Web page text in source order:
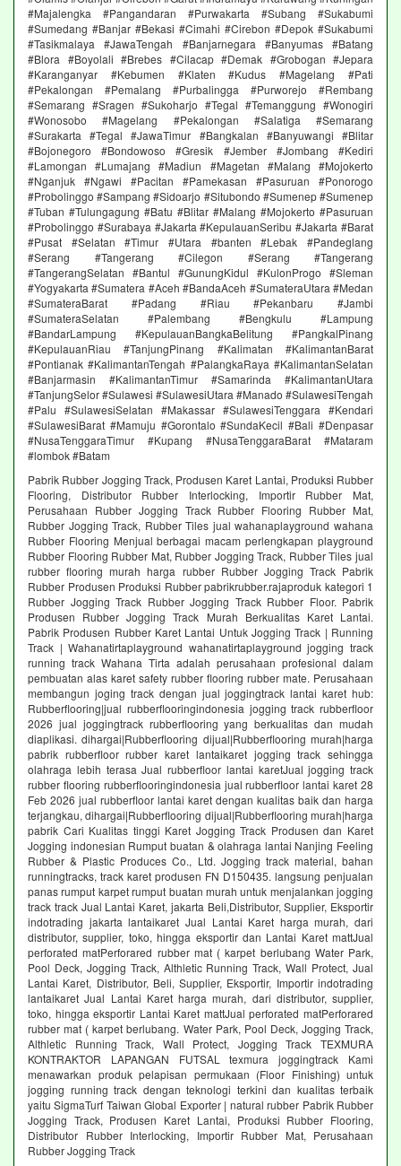
#Majalengka #Pangandaran #Purwakarta #Subang #Sukabumi
#Sumedang #Banjar #Bekasi #Cimahi #Cirebon #Depok #Sukabumi
#Tasikmalaya #JawaTengah #Banjarnegara #Banyumas #Batang
#Blora #Boyolali #Brebes #Cilacap #Demak #Grobogan #Jepara
#Karanganyar #Kebumen #Klaten #Kudus #Magelang #Pati
#Pekalongan #Pemalang #Purbalingga #Purworejo #Rembang
#Semarang #Sragen #Sukoharjo #Tegal #Temanggung #Wonogiri
#Wonosobo #Magelang #Pekalongan #Salatiga #Semarang
#Surakarta #Tegal #JawaTimur #Bangkalan #Banyuwangi #Blitar
#Bojonegoro #Bondowoso #Gresik #Jember #Jombang #Kediri
#Lamongan #Lumajang #Madiun #Magetan #Malang #Mojokerto
#Nganjuk #Ngawi #Pacitan #Pamekasan #Pasuruan #Ponorogo
#Probolinggo #Sampang #Sidoarjo #Situbondo #Sumenep #Sumenep
#Tuban #Tulungagung #Batu #Blitar #Malang #Mojokerto #Pasuruan
#Probolinggo #Surabaya #Jakarta #KepulauanSeribu #Jakarta #Barat
#Pusat #Selatan #Timur #Utara #banten #Lebak #Pandeglang
#Serang #Tangerang #Cilegon #Serang #Tangerang
#TangerangSelatan #Bantul #GunungKidul #KulonProgo #Sleman
#Yogyakarta #Sumatera #Aceh #BandaAceh #SumateraUtara #Medan
#SumateraBarat #Padang #Riau #Pekanbaru #Jambi
#SumateraSelatan #Palembang #Bengkulu #Lampung
#BandarLampung #KepulauanBangkaBelitung #PangkalPinang
#KepulauanRiau #TanjungPinang #Kalimatan #KalimantanBarat
#Pontianak #KalimantanTengah #PalangkaRaya #KalimantanSelatan
#Banjarmasin #KalimantanTimur #Samarinda #KalimantanUtara
#TanjungSelor #Sulawesi #SulawesiUtara #Manado #SulawesiTengah
#Palu #SulawesiSelatan #Makassar #SulawesiTenggara #Kendari
#SulawesiBarat #Mamuju #Gorontalo #SundaKecil #Bali #Denpasar
#NusaTenggaraTimur #Kupang #NusaTenggaraBarat #Mataram
#lombok #Batam
Pabrik Rubber Jogging Track, Produsen Karet Lantai, Produksi Rubber
Flooring, Distributor Rubber Interlocking, Importir Rubber Mat,
Perusahaan Rubber Jogging Track Rubber Flooring Rubber Mat,
Rubber Jogging Track, Rubber Tiles jual wahanaplayground wahana
Rubber Flooring Menjual berbagai macam perlengkapan playground
Rubber Flooring Rubber Mat, Rubber Jogging Track, Rubber Tiles jual
rubber flooring murah harga rubber Rubber Jogging Track Pabrik
Rubber Produsen Produksi Rubber pabrikrubber.rajaproduk kategori 1
Rubber Jogging Track Rubber Jogging Track Rubber Floor. Pabrik
Produsen Rubber Jogging Track Murah Berkualitas Karet Lantai.
Pabrik Produsen Rubber Karet Lantai Untuk Jogging Track | Running
Track | Wahanatirtaplayground wahanatirtaplayground jogging track
running track Wahana Tirta adalah perusahaan profesional dalam
pembuatan alas karet safety rubber flooring rubber mate. Perusahaan
membangun joging track dengan jual joggingtrack lantai karet hub:
Rubberflooring|jual rubberflooringindonesia jogging track rubberfloor
2026 jual joggingtrack rubberflooring yang berkualitas dan mudah
diaplikasi. dihargai|Rubberflooring dijual|Rubberflooring murah|harga
pabrik rubberfloor rubber karet lantaikaret jogging track sehingga
olahraga lebih terasa Jual rubberfloor lantai karetJual jogging track
rubber flooring rubberflooringindonesia jual rubberfloor lantai karet 28
Feb 2026 jual rubberfloor lantai karet dengan kualitas baik dan harga
terjangkau, dihargai|Rubberflooring dijual|Rubberflooring murah|harga
pabrik Cari Kualitas tinggi Karet Jogging Track Produsen dan Karet
Jogging indonesian Rumput buatan & olahraga lantai Nanjing Feeling
Rubber & Plastic Produces Co., Ltd. Jogging track material, bahan
runningtracks, track karet produsen FN D150435. langsung penjualan
panas rumput karpet rumput buatan murah untuk menjalankan jogging
track track Jual Lantai Karet, jakarta Beli,Distributor, Supplier, Eksportir
indotrading jakarta lantaikaret Jual Lantai Karet harga murah, dari
distributor, supplier, toko, hingga eksportir dan Lantai Karet mattJual
perforated matPerforared rubber mat ( karpet berlubang Water Park,
Pool Deck, Jogging Track, Althletic Running Track, Wall Protect, Jual
Lantai Karet, Distributor, Beli, Supplier, Eksportir, Importir indotrading
lantaikaret Jual Lantai Karet harga murah, dari distributor, supplier,
toko, hingga eksportir Lantai Karet mattJual perforated matPerforared
rubber mat ( karpet berlubang. Water Park, Pool Deck, Jogging Track,
Althletic Running Track, Wall Protect, Jogging Track TEXMURA
KONTRAKTOR LAPANGAN FUTSAL texmura joggingtrack Kami
menawarkan produk pelapisan permukaan (Floor Finishing) untuk
jogging running track dengan teknologi terkini dan kualitas terbaik
yaitu SigmaTurf Taiwan Global Exporter | natural rubber Pabrik Rubber
Jogging Track, Produsen Karet Lantai, Produksi Rubber Flooring,
Distributor Rubber Interlocking, Importir Rubber Mat, Perusahaan
Rubber Jogging Track